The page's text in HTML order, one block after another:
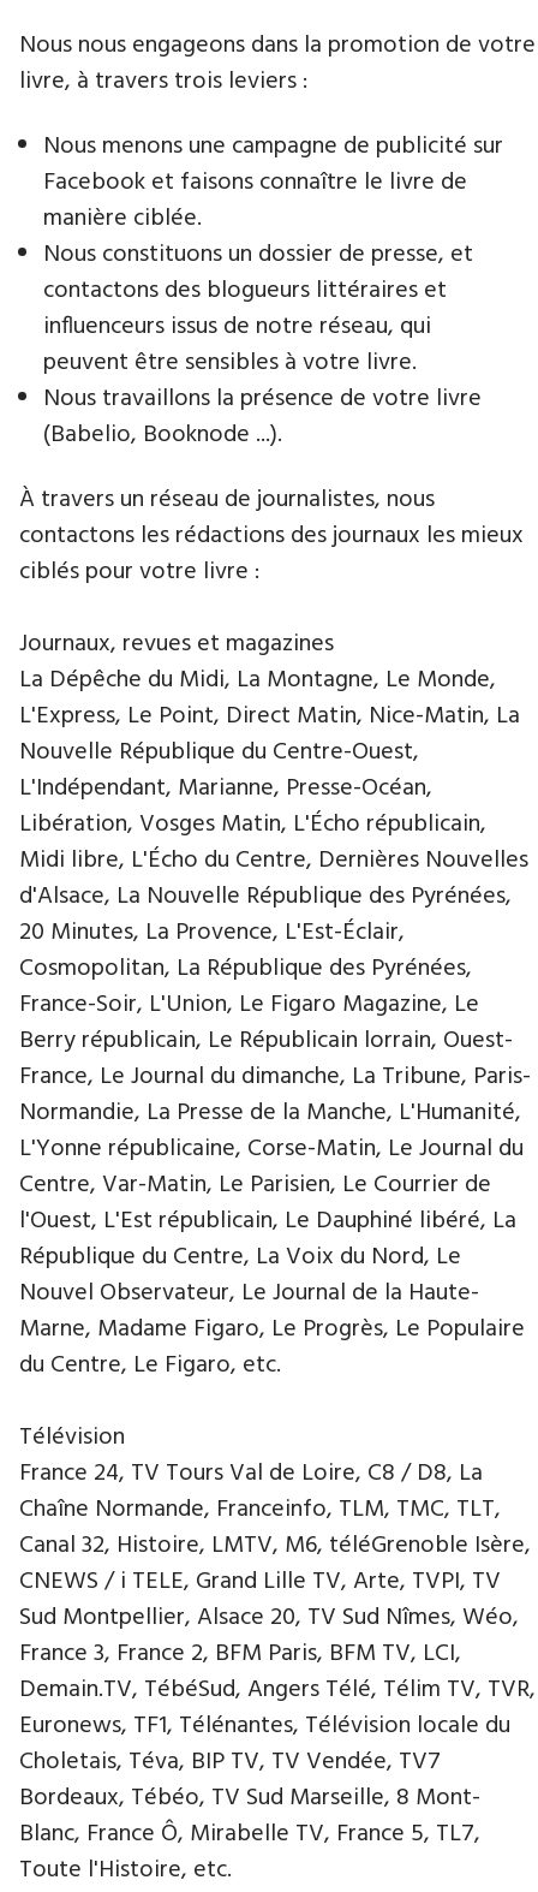
Nous nous engageons dans la promotion de votre
livre​, à travers trois leviers :
Nous menons une campagne de publicité sur
Facebook et faisons connaître le livre de
manière ciblée.
Nous constituons un dossier de presse, et
contactons des blogueurs littéraires et
influenceurs issus de notre réseau, qui
peuvent être sensibles à votre livre.
Nous travaillons la présence de votre livre
(Babelio, Booknode ...).
À travers un réseau de journalistes, nous
contactons les rédactions des journaux les mieux
ciblés pour votre livre :
Journaux, revues et magazines
La Dépêche du Midi, La Montagne, Le Monde,
L'Express, Le Point, Direct Matin, Nice-Matin, La
Nouvelle République du Centre-Ouest,
L'Indépendant, Marianne, Presse-Océan,
Libération, Vosges Matin, L'Écho républicain,
Midi libre, L'Écho du Centre, Dernières Nouvelles
d'Alsace, La Nouvelle République des Pyrénées,
20 Minutes, La Provence, L'Est-Éclair,
Cosmopolitan, La République des Pyrénées,
France-Soir, L'Union, Le Figaro Magazine, Le
Berry républicain, Le Républicain lorrain, Ouest-
France, Le Journal du dimanche, La Tribune, Paris-
Normandie, La Presse de la Manche, L'Humanité,
L'Yonne républicaine, Corse-Matin, Le Journal du
Centre, Var-Matin, Le Parisien, Le Courrier de
l'Ouest, L'Est républicain, Le Dauphiné libéré, La
République du Centre, La Voix du Nord, Le
Nouvel Observateur, Le Journal de la Haute-
Marne, Madame Figaro, Le Progrès, Le Populaire
du Centre, Le Figaro, etc.
Télévision
France 24, TV Tours Val de Loire, C8 / D8, La
Chaîne Normande, Franceinfo, TLM, TMC, TLT,
Canal 32, Histoire, LMTV, M6, téléGrenoble Isère,
CNEWS / i TELE, Grand Lille TV, Arte, TVPI, TV
Sud Montpellier, Alsace 20, TV Sud Nîmes, Wéo,
France 3, France 2, BFM Paris, BFM TV, LCI,
Demain.TV, TébéSud, Angers Télé, Télim TV, TVR,
Euronews, TF1, Télénantes, Télévision locale du
Choletais, Téva, BIP TV, TV Vendée, TV7
Bordeaux, Tébéo, TV Sud Marseille, 8 Mont-
Blanc, France Ô, Mirabelle TV, France 5, TL7,
Toute l'Histoire, etc.